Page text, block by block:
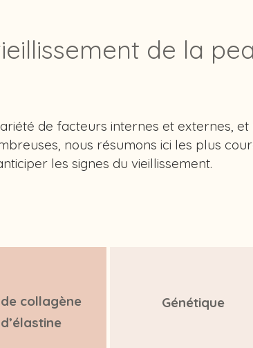
l’électrostimulation faciale aide à
de la
de facteurs internes et externes, et
nous résumons ici les plus
les signes du vieillissement.
collagène
Génétique